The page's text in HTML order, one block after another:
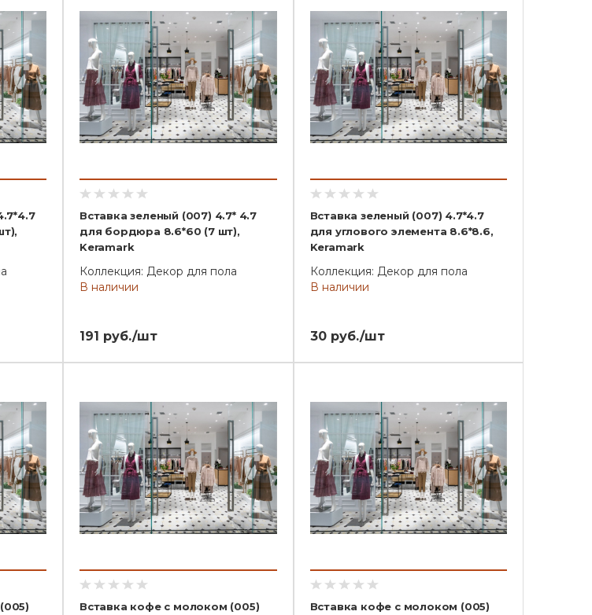
Вставка зеленый (007) 4.7* 4.7
для бордюра 8.6*60 (7 шт),
Keramark
Коллекция: Декор для пола
В наличии
191 руб./шт
Вставка зеленый (007) 4.7*4.7
для углового элемента 8.6*8.6,
Keramark
Коллекция: Декор для пола
В наличии
30 руб./шт
Вставка кофе с молоком (005)
Вставка кофе с молоком (005)